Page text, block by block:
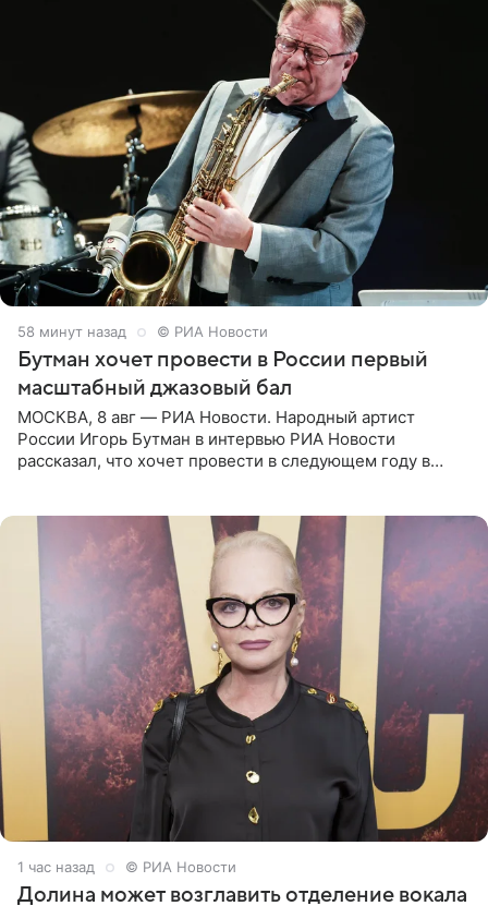
58 минут назад © РИА Новости
Бутман хочет провести в России первый
масштабный джазовый бал
МОСКВА, 8 авг — РИА Новости. Народный артист
России Игорь Бутман в интервью РИА Новости
рассказал, что хочет провести в следующем году в
1 час назад © РИА Новости
Долина может возглавить отделение вокала